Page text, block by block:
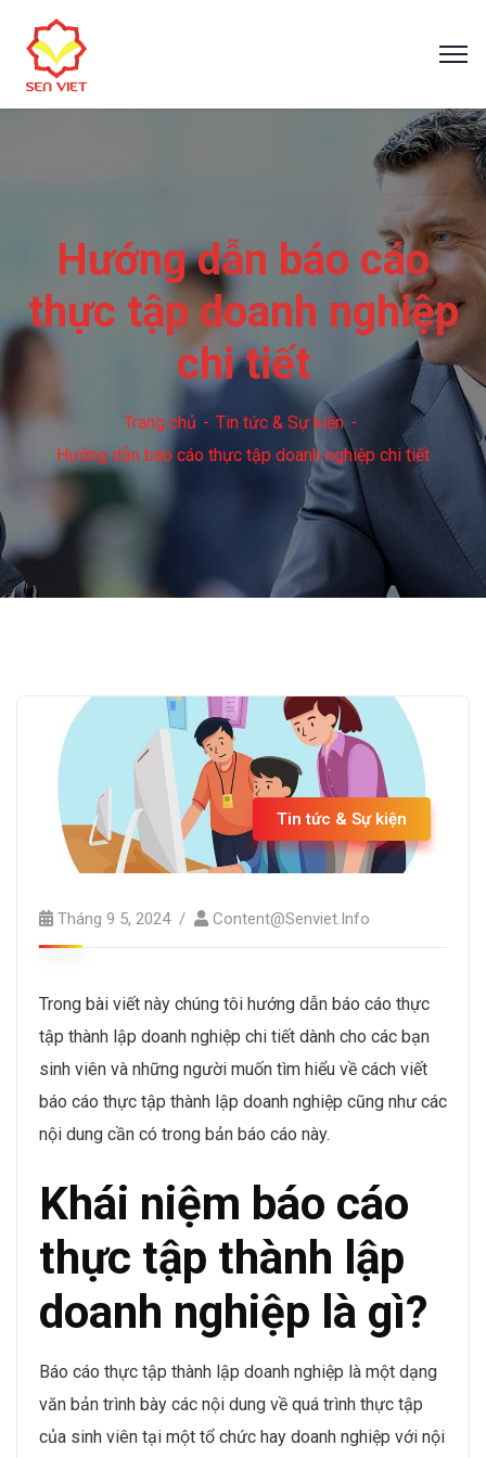
Hướng dẫn báo cáo
thực tập doanh nghiệp
chi tiết
Trang chủ
Tin tức & Sự kiện
Hướng dẫn báo cáo thực tập doanh nghiệp chi tiết
Tin tức & Sự kiện
Tháng 9 5, 2024 Content@senviet.info
Trong bài viết này chúng tôi hướng dẫn báo cáo thực
tập thành lập doanh nghiệp chi tiết dành cho các bạn
sinh viên và những người muốn tìm hiểu về cách viết
báo cáo thực tập thành lập doanh nghiệp cũng như các
nội dung cần có trong bản báo cáo này.
Khái niệm báo cáo
thực tập thành lập
doanh nghiệp là gì?
Báo cáo thực tập thành lập doanh nghiệp là một dạng
văn bản trình bày các nội dung về quá trình thực tập
của sinh viên tại một tổ chức hay doanh nghiệp với nội